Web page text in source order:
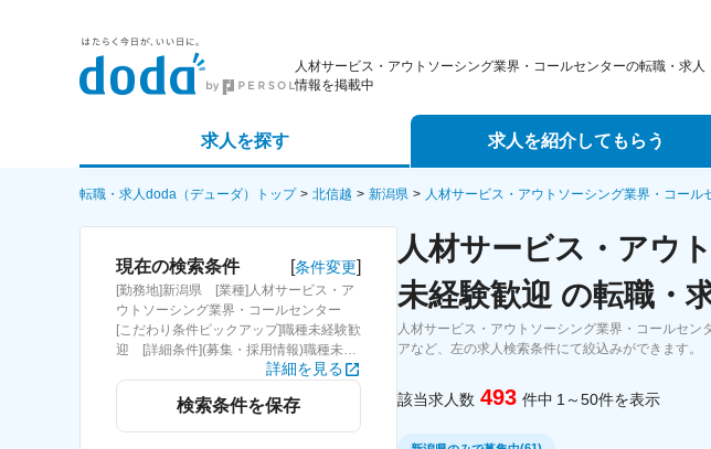
人材サービス・アウトソーシング業界・コールセンターの転職・求人
情報を掲載中
求人を探す
詳細条件から探す
求人特集から探す
求人を紹介してもらう
エージェントサービス
スカウトサービス
パートナーエージェントサービス
転職・求人doda（デューダ）トップ 北信越 新潟県 人材サービス・アウトソーシング業界・コール
現在の検索条件 [条件変更]
[勤務地]新潟県 [業種]人材サービス・ア
ウトソーシング業界・コールセンター
[こだわり条件ピックアップ]職種未経験歓
迎 [詳細条件](募集・採用情報)職種未経
詳細を見る
検索条件を保存
人材サービス・アウ
未経験歓迎 の転職・
人材サービス・アウトソーシング業界・コールセ
アなど、左の求人検索条件にて絞込みができます。
該当求人数 493 件中 1～50件を表示